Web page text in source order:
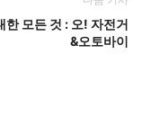
한 모든 것 : 오! 자전거
&오토바이